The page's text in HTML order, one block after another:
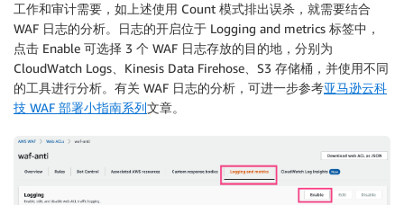
工作和审计需要，如上述使用 Count 模式排出误杀，就需要结合
WAF 日志的分析。日志的开启位于 Logging and metrics 标签中，
点击 Enable 可选择 3 个 WAF 日志存放的目的地，分别为
CloudWatch Logs、Kinesis Data Firehose、S3 存储桶，并使用不同
的工具进行分析。有关 WAF 日志的分析，可进一步参考亚马逊云科
技 WAF 部署小指南系列文章。